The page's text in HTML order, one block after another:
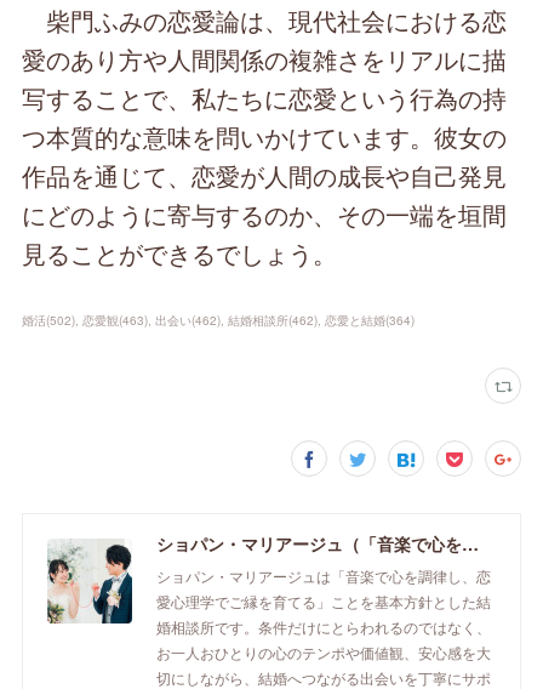
柴門ふみの恋愛論は、現代社会における恋
愛のあり方や人間関係の複雑さをリアルに描
写することで、私たちに恋愛という行為の持
つ本質的な意味を問いかけています。彼女の
作品を通じて、恋愛が人間の成長や自己発見
にどのように寄与するのか、その一端を垣間
見ることができるでしょう。
婚活(502) 恋愛観(463) 出会い(462) 結婚相談所(462) 恋愛と結婚(364)
ショパン・マリアージュ（「音楽で心を調律し恋愛心理学でご縁を育てる」釧路市の結婚相談所）/ 全国結婚相談事業者連盟正規加盟店 / cherry-piano.com
ショパン・マリアージュは「音楽で心を調律し、恋
愛心理学でご縁を育てる」ことを基本方針とした結
婚相談所です。条件だけにとらわれるのではなく、
お一人おひとりの心のテンポや価値観、安心感を大
切にしながら、結婚へつながる出会いを丁寧にサポ